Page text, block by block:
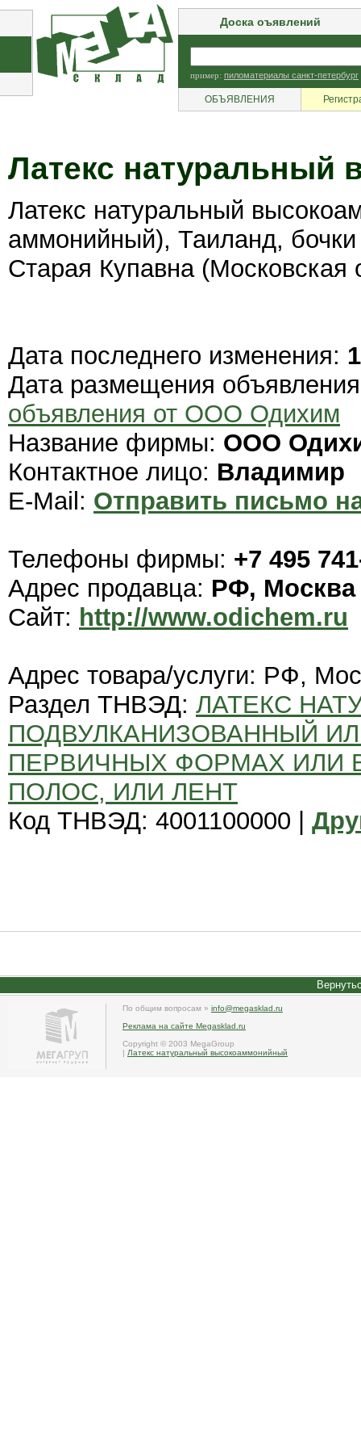
Доска оъявлений
пример: пиломатериалы санкт-петербург
ОБЪЯВЛЕНИЯ
Латекс
Латекс натуральный
аммонийный), Таиланд, бочки
Старая Купавна (Московская
Дата последнего изменения:
Дата размещения
объявления от ООО Одихим
Название фирмы: ООО
Контактное лицо: Владимир
E-Mail: Отправить письмо
Телефоны фирмы: +7 495
Адрес продавца: РФ, Москва
Сайт: http://www.odichem.ru
Адрес товара/услуги: РФ,
Раздел ТНВЭД: ЛАТЕКС
ПОДВУЛКАНИЗОВАННЫЙ
ПЕРВИЧНЫХ ФОРМАХ ИЛИ
ПОЛОС, ИЛИ ЛЕНТ
Код ТНВЭД: 4001100000 |
По общим вопросам » info@megasklad.ru
Реклама на сайте Megasklad.ru
Copyright © 2003 MegaGroup
| Латекс натуральный высокоаммонийный